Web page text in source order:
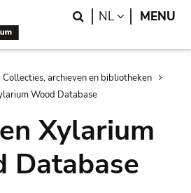
Search
NL LANGUAGE
MENU
Collecties, archieven en bibliotheken
Wood Database
Xylarium
Database